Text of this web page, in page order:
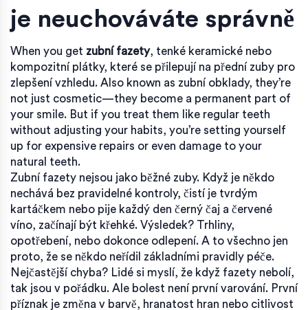
je neuchováváte správně
When you get zubní fazety, tenké keramické nebo
kompozitní plátky, které se přilepují na přední zuby pro
zlepšení vzhledu. Also known as zubní obklady, they’re
not just cosmetic—they become a permanent part of
your smile. But if you treat them like regular teeth
without adjusting your habits, you’re setting yourself
up for expensive repairs or even damage to your
natural teeth.
Zubní fazety nejsou jako běžné zuby. Když je někdo
nechává bez pravidelné kontroly, čistí je tvrdým
kartáčkem nebo pije každý den černý čaj a červené
víno, začínají být křehké. Výsledek? Trhliny,
opotřebení, nebo dokonce odlepení. A to všechno jen
proto, že se někdo neřídil základními pravidly péče.
Nejčastější chyba? Lidé si myslí, že když fazety nebolí,
tak jsou v pořádku. Ale bolest není první varování. První
příznak je změna v barvě, hranatost hran nebo citlivost